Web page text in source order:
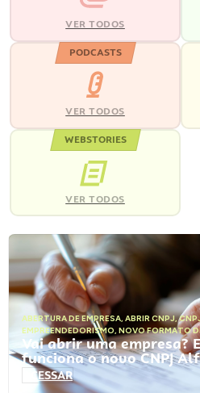
VER TODOS
PODCASTS
VER TODOS
WEBSTORIES
VER TODOS
ABERTURA DE EMPRESA, ABRIR CNPJ,
EMPREENDEDORISMO, NOVO FORMATO
Vai abrir uma empresa?
funciona o novo CNPJ
ACESSAR